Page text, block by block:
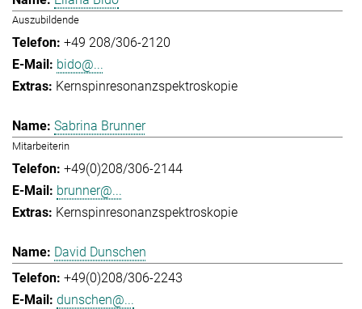
Auszubildende
+49 208/306-2120
bido@...
Kernspinresonanzspektroskopie
Sabrina Brunner
Mitarbeiterin
+49(0)208/306-2144
brunner@...
Kernspinresonanzspektroskopie
David Dunschen
+49(0)208/306-2243
dunschen@...